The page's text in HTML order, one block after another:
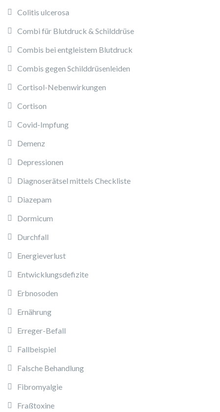
Colitis ulcerosa
Combi für Blutdruck & Schilddrüse
Combis bei entgleistem Blutdruck
Combis gegen Schilddrüsenleiden
Cortisol-Nebenwirkungen
Cortison
Covid-Impfung
Demenz
Depressionen
Diagnoserätsel mittels Checkliste
Diazepam
Dormicum
Durchfall
Energieverlust
Entwicklungsdefizite
Erbnosoden
Ernährung
Erreger-Befall
Fallbeispiel
Falsche Behandlung
Fibromyalgie
Fraßtoxine